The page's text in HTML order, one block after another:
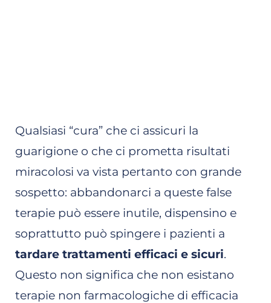
Qualsiasi “cura” che ci assicuri la
guarigione o che ci prometta risultati
miracolosi va vista pertanto con grande
sospetto: abbandonarci a queste false
terapie può essere inutile, dispensino e
soprattutto può spingere i pazienti a
tardare trattamenti efficaci e sicuri.
Questo non significa che non esistano
terapie non farmacologiche di efficacia